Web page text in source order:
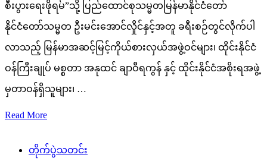
စီးပွားရေးဖိုရမ်”သို့ ပြည်ထောင်စုသမ္မတမြန်မာနိုင်ငံတော်
နိုင်ငံတော်သမ္မတ ဦးမင်းအောင်လှိုင်နှင့်အတူ ခရီးစဉ်တွင်လိုက်ပါ
လာသည့် မြန်မာအဆင့်မြင့်ကိုယ်စားလှယ်အဖွဲ့ဝင်များ၊ ထိုင်းနိုင်ငံ
ဝန်ကြီးချုပ် မစ္စတာ အနုထင် ချာဝီရကွန် နှင့် ထိုင်းနိုင်ငံအစိုးရအဖွဲ့
မှတာဝန်ရှိသူများ၊ …
Read More
တိုက်ပွဲသတင်း